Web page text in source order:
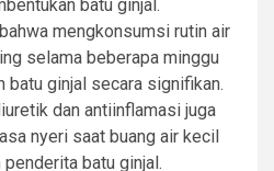
batu ginjal.
mengkonsumsi rutin air
selama beberapa minggu
batu ginjal secara signifikan.
dan antiinflamasi juga
nyeri saat buang air kecil
batu ginjal.